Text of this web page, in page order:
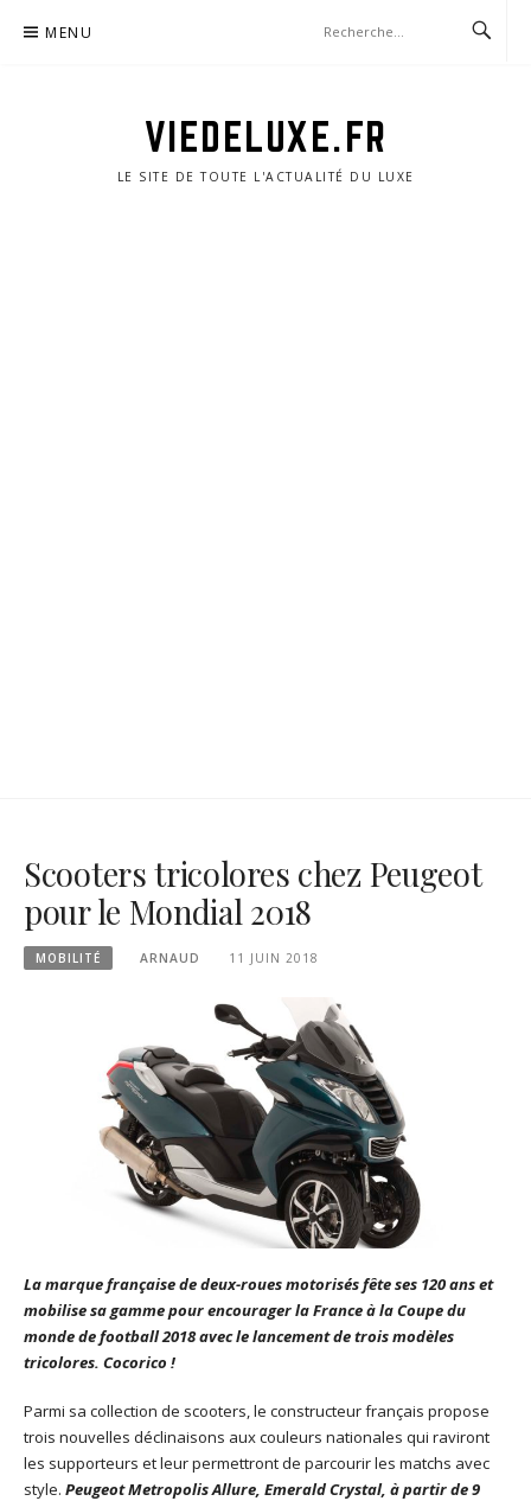
MENU
VIEDELUXE.FR
LE SITE DE TOUTE L'ACTUALITÉ DU LUXE
Scooters tricolores chez Peugeot
pour le Mondial 2018
MOBILITÉ ARNAUD 11 JUIN 2018
La marque française de deux-roues motorisés fête ses 120 ans et
mobilise sa gamme pour encourager la France à la Coupe du
monde de football 2018 avec le lancement de trois modèles
tricolores. Cocorico !
Parmi sa collection de scooters, le constructeur français propose
trois nouvelles déclinaisons aux couleurs nationales qui raviront
les supporteurs et leur permettront de parcourir les matchs avec
style. Peugeot Metropolis Allure, Emerald Crystal, à partir de 9